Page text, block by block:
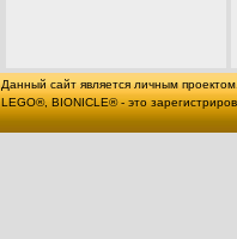
Данный сайт является личным
LEGO®, BIONICLE® - это